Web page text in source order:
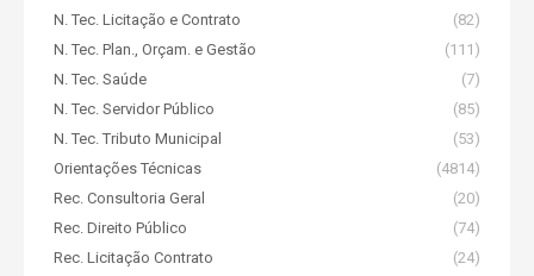
N. Tec. Licitação e Contrato
(82)
N. Tec. Plan., Orçam. e Gestão
(111)
N. Tec. Saúde
(7)
N. Tec. Servidor Público
(85)
N. Tec. Tributo Municipal
(53)
Orientações Técnicas
(4814)
Rec. Consultoria Geral
(20)
Rec. Direito Público
(74)
Rec. Licitação Contrato
(24)